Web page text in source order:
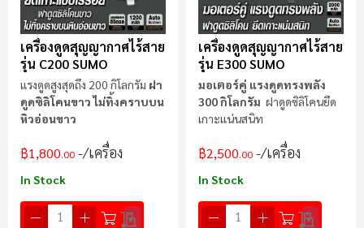
เครื่องดูดสุญญากาศไร้สาย
รุ่น C200 SUMO
แรงดูดสูงสุดถึง 200 กิโลกรัม ฝา
ดูดซิลิโคนขาว ไม่ทิ้งคราบบน
หิวอ่อนขาว
฿1,800.00 /เครื่อง
In Stock
เครื่องดูดสุญญากาศไร้สาย
รุ่น E300 SUMO
มอเตอร์คู่ แรงดูดทรงพลัง
300 กิโลกรัม ฝาดูดซิลิโคนยึด
เกาะแน่นสนิท
฿2,500.00 /เครื่อง
In Stock